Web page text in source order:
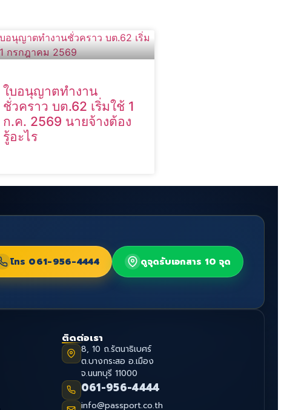
ใบอนุญาตทำงาน
ชั่วคราว บต.62 เริ่มใช้ 1
ก.ค. 2569 นายจ้างต้อง
รู้อะไร
โทร 061-956-4444 ดูจุดรับเอกสาร 10 จุด
ติดต่อเรา
8, 10 ถ.รัตนาธิเบศร์
ต.บางกระสอ อ.เมือง
จ.นนทบุรี 11000
061-956-4444
info@passport.co.th